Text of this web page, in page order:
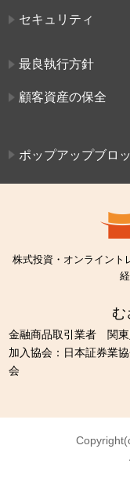
セキュリティ
最良執行方針
顧客資産の保全
ポップアップブロ
株式投資・オンライント
む
金融商品取引業者 関
加入協会：日本証券業
会